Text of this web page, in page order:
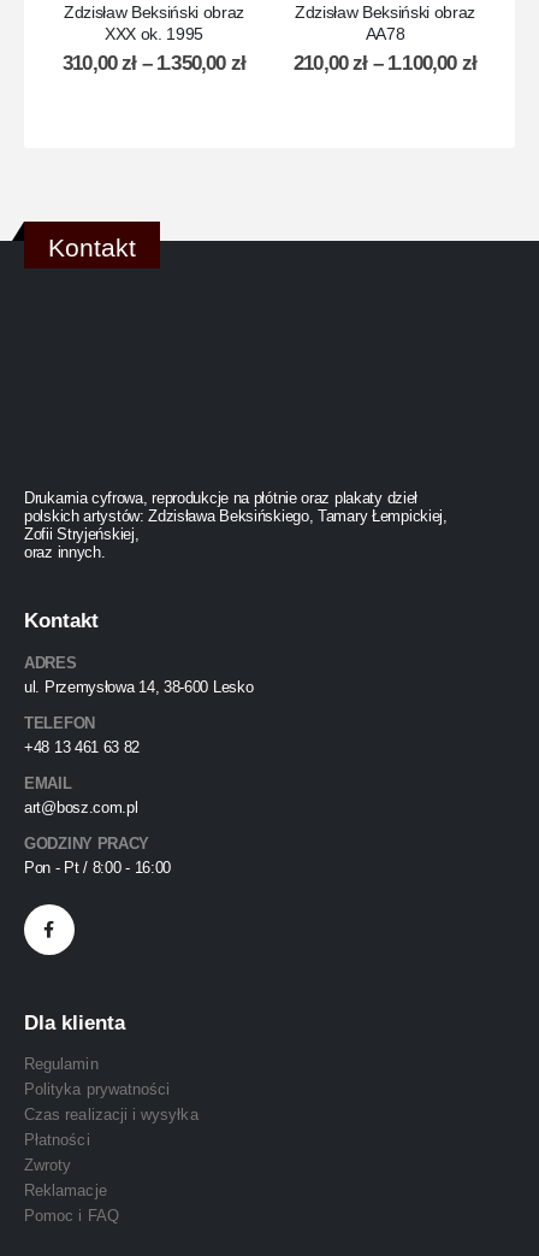
Zdzisław Beksiński obraz
XXX ok. 1995
310,00zł – 1.350,00 zł
Zdzisław Beksiński obraz
AA78
210,00zł – 1.100,00 zł
Kontakt
Drukarnia cyfrowa, reprodukcje na płótnie oraz plakaty dzieł
polskich artystów: Zdzisława Beksińskiego, Tamary Łempickiej,
Zofii Stryjeńskiej,
oraz innych.
Kontakt
ADRES
ul. Przemysłowa 14, 38-600 Lesko
TELEFON
+48 13 461 63 82
EMAIL
art@bosz.com.pl
GODZINY PRACY
Pon - Pt / 8:00 - 16:00
Dla klienta
Regulamin
Polityka prywatności
Czas realizacji i wysyłka
Płatności
Zwroty
Reklamacje
Pomoc i FAQ